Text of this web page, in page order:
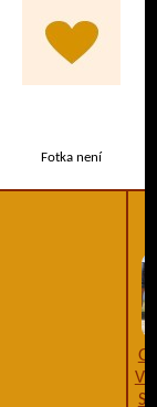
Fotka není